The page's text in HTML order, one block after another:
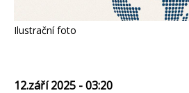
Ilustrační foto
12.září 2025 - 03:20